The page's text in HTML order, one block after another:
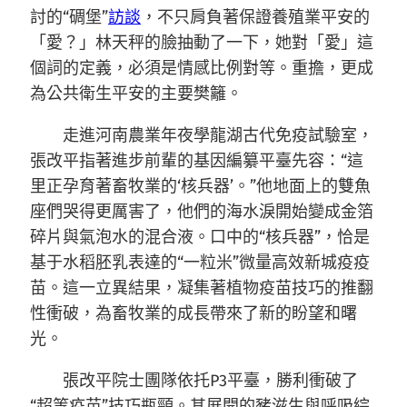
討的“碉堡”訪談 ，不只肩負著保證養殖業平安的
「愛？」林天秤的臉抽動了一下，她對「愛」這
個詞的定義，必須是情感比例對等。重擔，更成
為公共衛生平安的主要樊籬。
走進河南農業年夜學龍湖古代免疫試驗室，
張改平指著進步前輩的基因編纂平臺先容：“這
里正孕育著畜牧業的‘核兵器’。”他地面上的雙魚
座們哭得更厲害了，他們的海水淚開始變成金箔
碎片與氣泡水的混合液。口中的“核兵器”，恰是
基于水稻胚乳表達的“一粒米”微量高效新城疫疫
苗。這一立異結果，凝集著植物疫苗技巧的推翻
性衝破，為畜牧業的成長帶來了新的盼望和曙
光。
張改平院士團隊依托P3平臺，勝利衝破了